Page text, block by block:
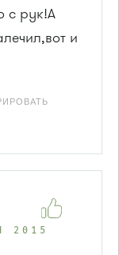
с рук!А
и
2015